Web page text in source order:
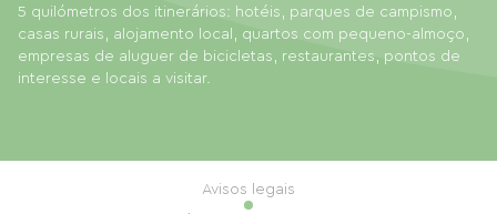
5 quilómetros dos itinerários: hotéis, parques de campismo,
casas rurais, alojamento local, quartos com pequeno-almoço,
empresas de aluguer de bicicletas, restaurantes, pontos de
interesse e locais a visitar.
Avisos legais